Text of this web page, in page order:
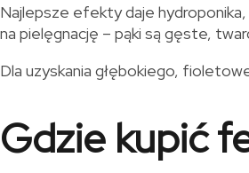
Najlepsze efekty daje
na pielęgnację – pąki są gęste,
Dla uzyskania głębokiego,
Gdzie kupić